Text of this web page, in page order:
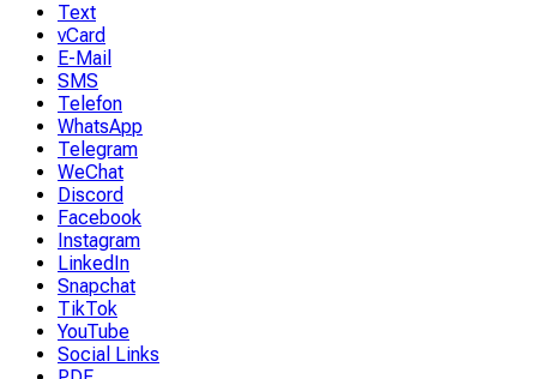
Text
vCard
E-Mail
SMS
Telefon
WhatsApp
Telegram
WeChat
Discord
Facebook
Instagram
LinkedIn
Snapchat
TikTok
YouTube
Social Links